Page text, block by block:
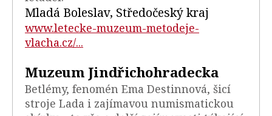
Mladá Boleslav, Středočeský kraj
www.letecke-muzeum-metodeje-
vlacha.cz/...
Muzeum Jindřichohradecka
Betlémy, fenomén Ema Destinnová, šicí
stroje Lada i zajímavou numismatickou